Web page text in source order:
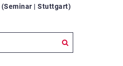
(Seminar | Stuttgart)